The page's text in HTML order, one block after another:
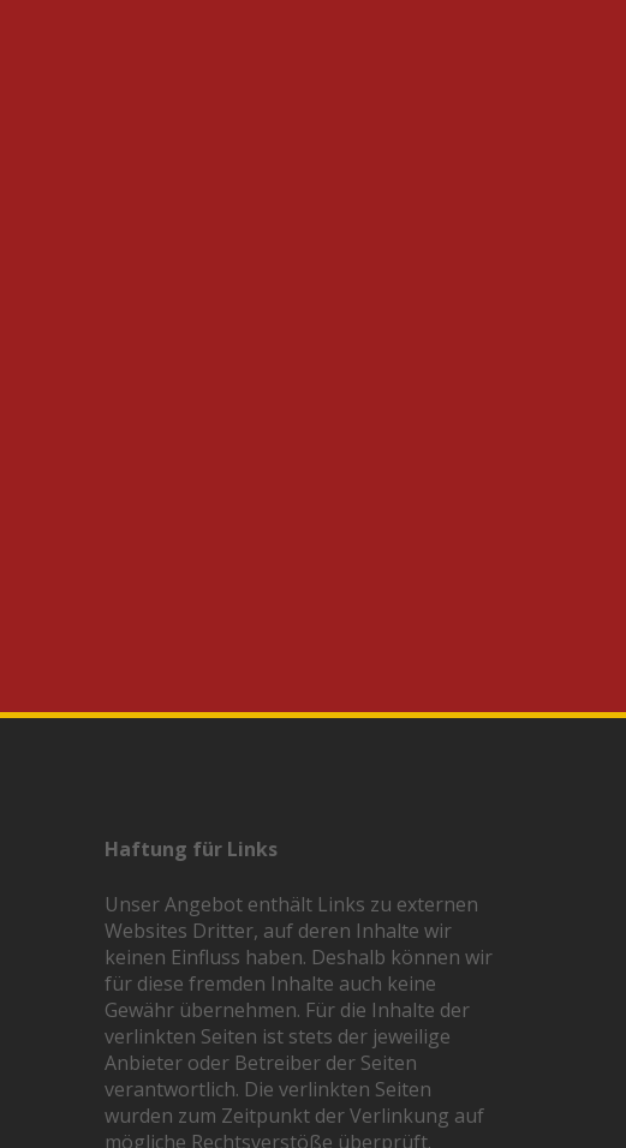
Haftung für Links
Unser Angebot enthält Links zu externen
Websites Dritter, auf deren Inhalte wir
keinen Einfluss haben. Deshalb können wir
für diese fremden Inhalte auch keine
Gewähr übernehmen. Für die Inhalte der
verlinkten Seiten ist stets der jeweilige
Anbieter oder Betreiber der Seiten
verantwortlich. Die verlinkten Seiten
wurden zum Zeitpunkt der Verlinkung auf
mögliche Rechtsverstöße überprüft.